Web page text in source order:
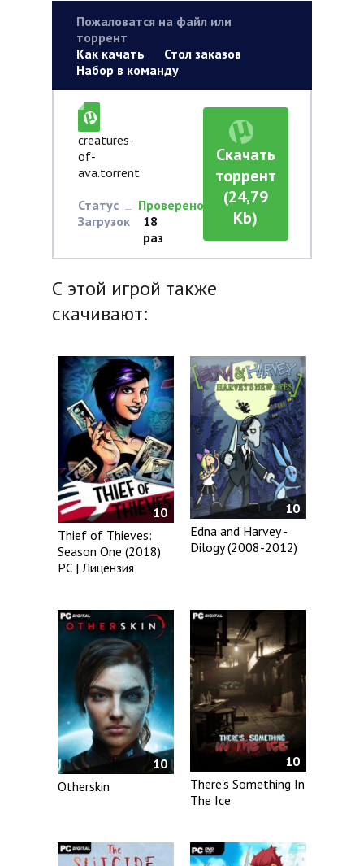
Пожаловатся на файл или
торрент
Как качать
Стол заказов
Набор в команду
creatures-
of-
ava.torrent
Статус
Проверено
Загрузок
18
раз
Скачать
торрент
(24,79
Kb)
С этой игрой также
скачивают:
10
Thief of Thieves:
Season One (2018)
PC | Лицензия
10
Edna and Harvey -
Dilogy (2008-2012)
10
Otherskin
10
There's Something In
The Ice